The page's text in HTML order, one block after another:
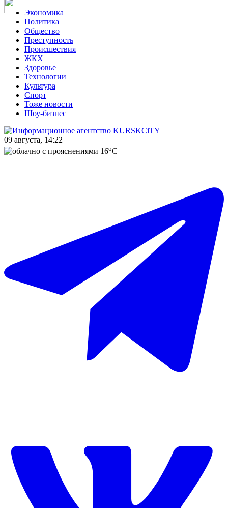
Экономика
Политика
Общество
Преступность
Происшествия
ЖКХ
Здоровье
Технологии
Культура
Спорт
Тоже новости
Шоу-бизнес
09 августа, 14:22
16oC